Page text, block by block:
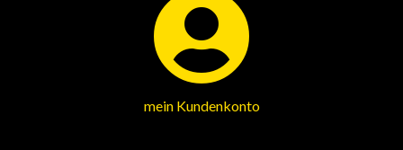
mein Kundenkonto